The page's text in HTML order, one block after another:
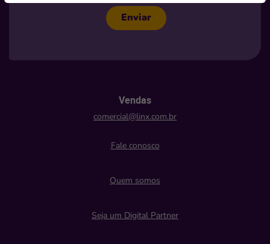
Enviar
Vendas
comercial@linx.com.br
Fale conosco
Quem somos
Seja um Digital Partner